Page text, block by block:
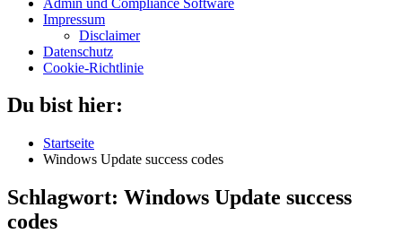
Impressum
Disclaimer
Datenschutz
Cookie-Richtlinie
Du bist hier:
Startseite
Windows Update success codes
Schlagwort: Windows Update success
codes